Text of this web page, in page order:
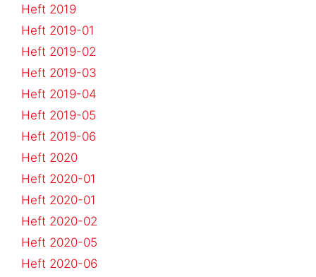
Heft 2019
Heft 2019-01
Heft 2019-02
Heft 2019-03
Heft 2019-04
Heft 2019-05
Heft 2019-06
Heft 2020
Heft 2020-01
Heft 2020-01
Heft 2020-02
Heft 2020-05
Heft 2020-06